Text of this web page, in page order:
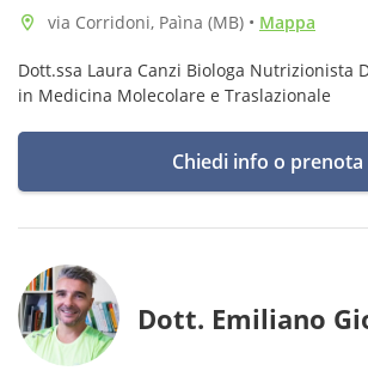
via Corridoni, Paìna (MB) • Mappa
Dott.ssa Laura Canzi Biologa Nutrizionista
in Medicina Molecolare e Traslazionale
Chiedi info o prenota
Dott. Emiliano